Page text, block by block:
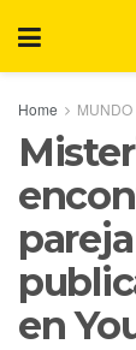
Home MUNDO
en